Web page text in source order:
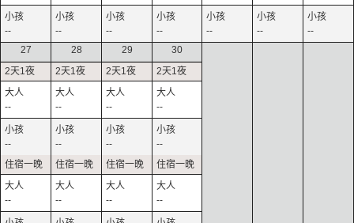
-- -- -- -- -- --
--
27
--
--
--
28
--
--
--
29
--
--
--
30
--
--
--